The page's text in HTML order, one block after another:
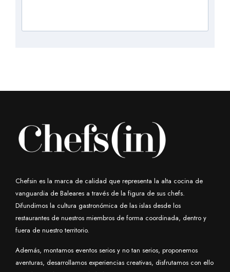
Chefsin es la marca de calidad que representa la alta cocina de
vanguardia de Baleares a través de la figura de sus chefs.
Difundimos la cultura gastronómica de las islas desde los
restaurantes de nuestros miembros de forma coordinada, dentro y
fuera de nuestro territorio.
Además, montamos eventos serios y no tan serios, proponemos
aventuras, desarrollamos experiencias creativas, disfrutamos con ello